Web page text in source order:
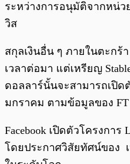
ระหว่างการอนุมัติจากหน่ว
วิส
สกุลเงินอื่น ๆ ภายในตะกร้
เวลาต่อมา แต่เหรียญ
ดอลลาร์นั้นจะสามารถเปิด
มกราคม ตามข้อมูลของ FT
Facebook เปิดตัวโครงการ
โดยประกาศวิสัยทัศน์ของ